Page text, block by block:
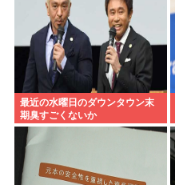
最近の水曜日のダウンタウン末
期臭すごくないか